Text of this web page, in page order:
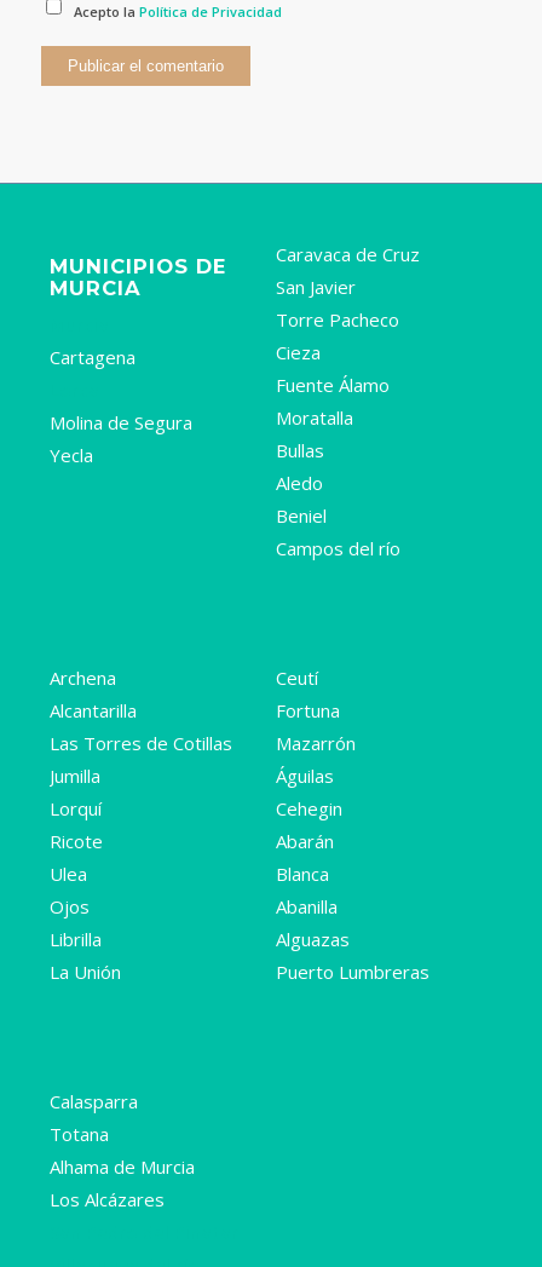
Acepto laPolítica de Privacidad
MUNICIPIOS DE
MURCIA
Cartagena
Molina de Segura
Yecla
Caravaca de Cruz
San Javier
Torre Pacheco
Cieza
Fuente Álamo
Moratalla
Bullas
Aledo
Beniel
Campos del río
Archena
Alcantarilla
Las Torres de Cotillas
Jumilla
Lorquí
Ricote
Ulea
Ojos
Librilla
La Unión
Ceutí
Fortuna
Mazarrón
Águilas
Cehegin
Abarán
Blanca
Abanilla
Alguazas
Puerto Lumbreras
Calasparra
Totana
Alhama de Murcia
Los Alcázares